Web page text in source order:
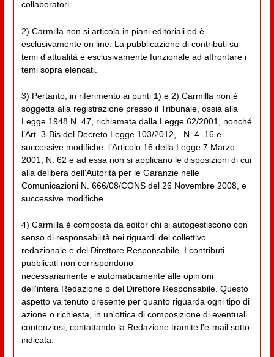
collaboratori.
2) Carmilla non si articola in piani editoriali ed è
esclusivamente on line. La pubblicazione di contributi su
temi d'attualità è esclusivamente funzionale ad affrontare i
temi sopra elencati.
3) Pertanto, in riferimento ai punti 1) e 2) Carmilla non è
soggetta alla registrazione presso il Tribunale, ossia alla
Legge 1948 N. 47, richiamata dalla Legge 62/2001, nonché
l’Art. 3-Bis del Decreto Legge 103/2012, _N. 4_16 e
successive modifiche, l’Articolo 16 della Legge 7 Marzo
2001, N. 62 e ad essa non si applicano le disposizioni di cui
alla delibera dell'Autorità per le Garanzie nelle
Comunicazioni N. 666/08/CONS del 26 Novembre 2008, e
successive modifiche.
4) Carmilla è composta da editor chi si autogestiscono con
senso di responsabilità nei riguardi del collettivo
redazionale e del Direttore Responsabile. I contributi
pubblicati non corrispondono
necessariamente e automaticamente alle opinioni
dell'intera Redazione o del Direttore Responsabile. Questo
aspetto va tenuto presente per quanto riguarda ogni tipo di
azione o richiesta, in un'ottica di composizione di eventuali
contenziosi, contattando la Redazione tramite l'e-mail sotto
indicata.